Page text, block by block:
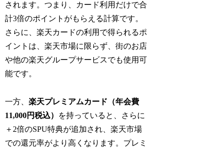
されます。つまり、カード利用だけで合
計3倍のポイントがもらえる計算です。
さらに、楽天カードの利用で得られるポ
イントは、楽天市場に限らず、街のお店
や他の楽天グループサービスでも使用可
能です。
一方、楽天プレミアムカード（年会費
11,000円税込）
を持っていると、さらに
＋2倍のSPU特典が追加され、楽天市場
での還元率がより高くなります。プレミ